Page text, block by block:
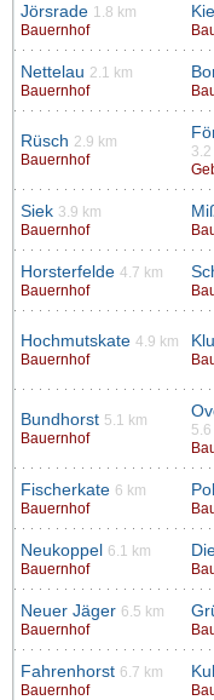
Jörsrade 1.8 km
Bauernhof
Nettelau 2.1 km
Bauernhof
Rüsch 2.9 km
Bauernhof
3.2
Siek 3.9 km
Bauernhof
Horsterfelde 4.7 km
Bauernhof
Hochmutskate 4.9 km
Bauernhof
Bundhorst 5.1 km
Bauernhof
5.6
Fischerkate 6 km
Bauernhof
Neukoppel
6.1 km
Bauernhof
Neuer Jäger 6.5 km
Bauernhof
Fahrenhorst 6.7 km
Bauernhof